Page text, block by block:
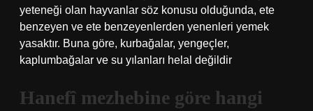
yeteneği olan hayvanlar söz konusu olduğunda, ete
benzeyen ve ete benzeyenlerden yenenleri yemek
yasaktır. Buna göre, kurbağalar, yengeçler,
kaplumbağalar ve su yılanları helal değildir
Hanefî mezhebine göre hangi